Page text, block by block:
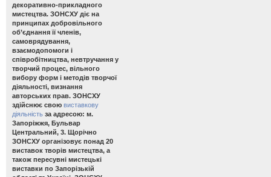
декоративно-прикладного
мистецтва. ЗОНСХУ діє на
принципах добровільного
об’єднання її членів,
самоврядування,
взаємодопомоги і
співробітництва, невтручання у
творчий процес, вільного
вибору форм і методів творчої
діяльності, визнання
авторських прав. ЗОНСХУ
здійснює свою виставкову
діяльність за адресою: м.
Запоріжжя, Бульвар
Центральний, 3. Щорічно
ЗОНСХУ організовує понад 20
виставок творів мистецтва, а
також пересувні мистецькі
виставки по Запорізькій